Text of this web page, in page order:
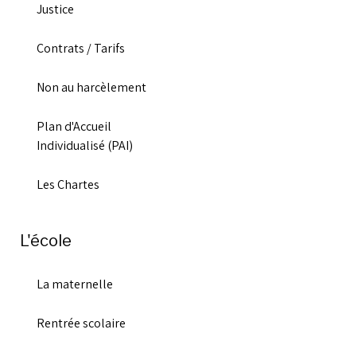
Justice
Contrats / Tarifs
Non au harcèlement
Plan d'Accueil
Individualisé (PAI)
Les Chartes
L'école
La maternelle
Rentrée scolaire